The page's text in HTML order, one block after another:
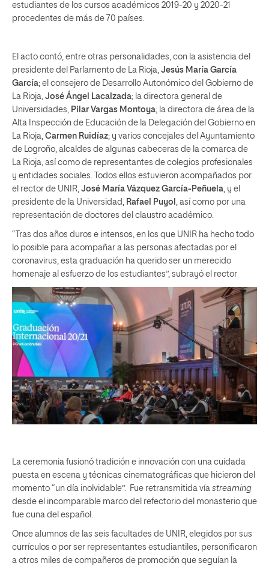
estudiantes de los cursos académicos 2019-20 y 2020-21
procedentes de más de 70 países.
El acto contó, entre otras personalidades, con la asistencia del
presidente del Parlamento de La Rioja, Jesús María García
García; el consejero de Desarrollo Autonómico del Gobierno de
La Rioja, José Ángel Lacalzada; la directora general de
Universidades,
Pilar Vargas Montoya; la directora de área de la
Alta Inspección de Educación de la Delegación del Gobierno en
La Rioja, Carmen Ruidíaz; y varios concejales del Ayuntamiento
de Logroño, alcaldes de algunas cabeceras de la comarca de
La Rioja, así como de representantes de colegios profesionales
y entidades sociales. Todos ellos estuvieron acompañados por
el rector de UNIR, José María Vázquez García-Peñuela , y el
presidente de la Universidad,
Rafael Puyol
, así como por una
representación de doctores del claustro académico.
“Tras dos años duros e intensos, en los que UNIR ha hecho todo
lo posible para acompañar a las personas afectadas por el
coronavirus, esta graduación ha querido ser un merecido
homenaje al esfuerzo de los estudiantes”, subrayó el rector
La ceremonia fusionó tradición e innovación con una cuidada
puesta en escena y técnicas cinematográficas que hicieron del
momento “un día inolvidable”. Fue retransmitida vía streaming
desde el incomparable marco del refectorio del monasterio que
fue cuna del español.
Once alumnos de las seis facultades de UNIR, elegidos por sus
currículos o por ser representantes estudiantiles, personificaron
a otros miles de compañeros de promoción que seguían la